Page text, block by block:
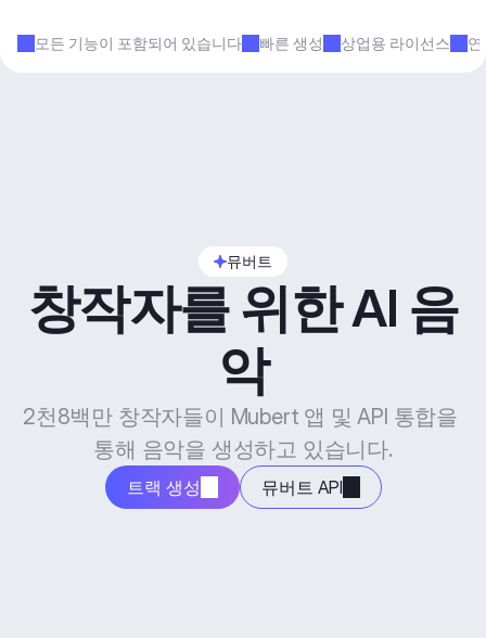
모든 기능이 포함되어 있습니다 빠른 생성 상업용 라이선스
뮤버트
창작자를 위한 AI 음
악
2천8백만 창작자들이 Mubert 앱 및 API 통합을
통해 음악을 생성하고 있습니다.
트랙 생성 뮤버트 API